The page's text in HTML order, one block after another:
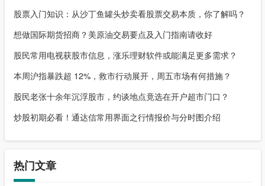
股票入门知识：从沙丁鱼罐头炒卖看股票交易本质，你了解吗？
想做国际期货招商？美原油交易要点及入门指南请收好
股民常用电视获股市信息，涨乐理财软件或能满足更多需求？
本周沪指暴跌超 12%，救市行动展开，周五市场有何措施？
股民老张十余年沉浮股市，约谈地点竟选在开户超市门口？
炒股初期必看！通达信常用界面之行情报价与分时图介绍
热门文章